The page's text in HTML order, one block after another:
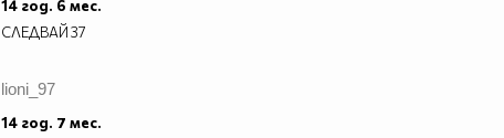
14 год. 6 мес.
СЛЕДВАЙ37
lioni_97
14 год. 7 мес.